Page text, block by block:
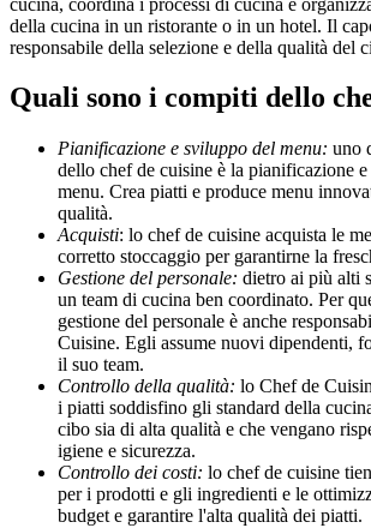
della cucina in un ristorante o in un hotel. Il
responsabile della selezione e della qualità del
Quali sono i compiti dello
Pianificazione e sviluppo del menu: uno
dello chef de cuisine è la pianificazione
menu. Crea piatti e produce menu
qualità.
Acquisti: lo chef de cuisine acquista le
corretto stoccaggio per garantirne la
Gestione del personale: dietro ai più alti
un team di cucina ben coordinato. Per
gestione del personale è anche
Cuisine. Egli assume nuovi dipendenti,
il suo team.
Controllo della qualità: lo Chef de
i piatti soddisfino gli standard della
cibo sia di alta qualità e che vengano
igiene e sicurezza.
Controllo dei costi: lo chef de cuisine
per i prodotti e gli ingredienti e le
budget e garantire l'alta qualità dei piatti.